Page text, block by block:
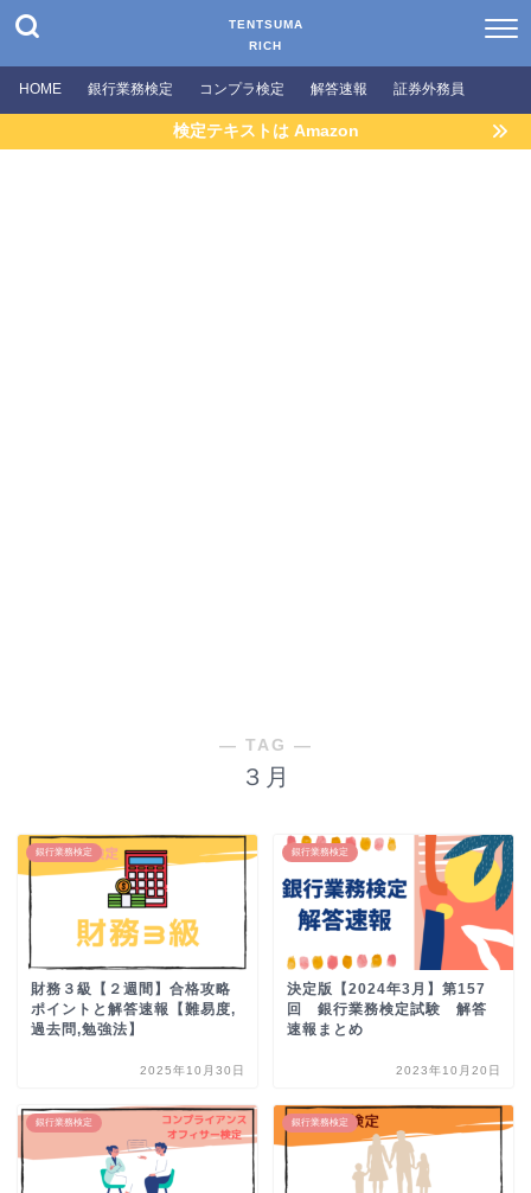
TENTSUMA
RICH
HOME 銀行業務検定 コンプラ検定 解答速報 証券外務員
検定テキストは Amazon
― TAG ―
３月
銀行業務検定
財務３級【２週間】合格攻略
ポイントと解答速報【難易度,
過去問,勉強法】
2025年10月30日
銀行業務検定
決定版【2024年3月】第157
回 銀行業務検定試験 解答
速報まとめ
2023年10月20日
銀行業務検定 銀行業務検定